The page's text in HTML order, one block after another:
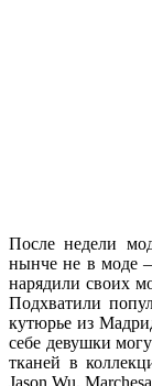
После недели
нынче не в моде
нарядили своих
Подхватили
кутюрье из
себе девушки
тканей в